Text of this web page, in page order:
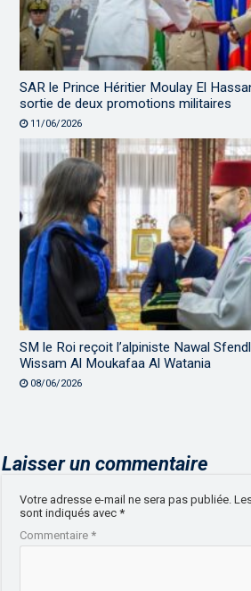
SAR le Prince Héritier Moulay El
sortie de deux promotions militaires
11/06/2026
SM le Roi reçoit l’alpiniste Nawal
Wissam Al Moukafaa Al Watania
08/06/2026
Laisser un commentaire
Votre adresse e-mail ne sera pas publiée.
sont indiqués avec*
Commentaire*